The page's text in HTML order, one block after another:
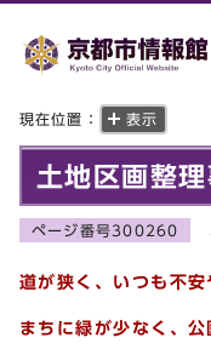
現在位置： 表示
土地区画整
ページ番号300260
道が狭く、いつも不安
まちに緑が少なく 、 公